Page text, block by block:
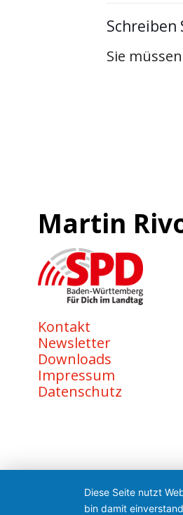
Schreiben
Sie müssen
Martin
Kontakt
Newsletter
Downloads
Impressum
Datenschutz
Diese Seite nutzt
bin damit